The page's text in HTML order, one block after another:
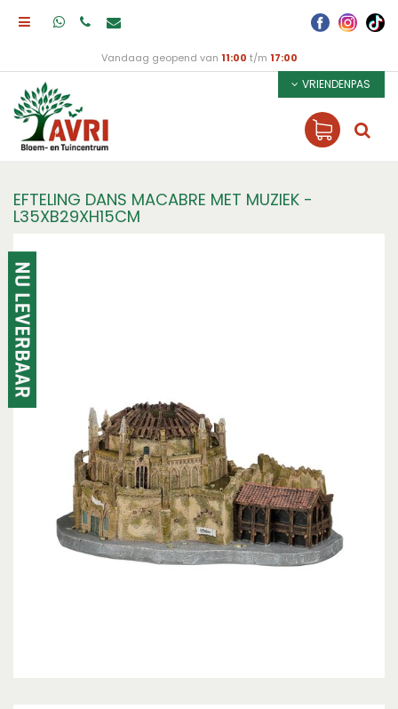
Vandaag geopend van 11:00 t/m 17:00
VRIENDENPAS
EFTELING DANS MACABRE MET MUZIEK -
L35XB29XH15CM